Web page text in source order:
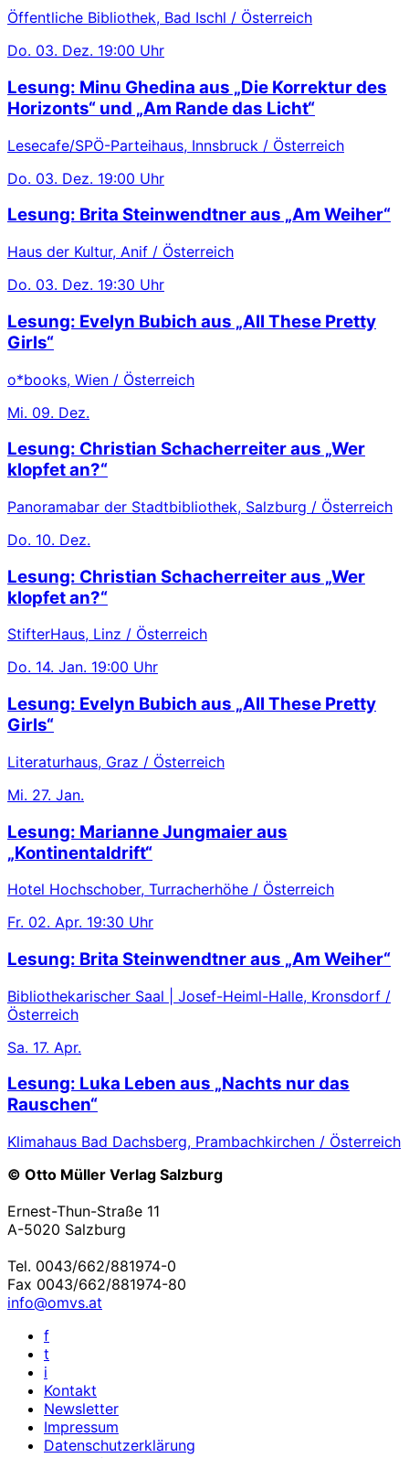
Öffentliche Bibliothek, Bad Ischl / Österreich
Do. 03. Dez. 19:00 Uhr
Lesung: Minu Ghedina aus „Die Korrektur des
Horizonts“ und „Am Rande das Licht“
Lesecafe/SPÖ-Parteihaus, Innsbruck / Österreich
Do. 03. Dez. 19:00 Uhr
Lesung: Brita Steinwendtner aus „Am Weiher“
Haus der Kultur, Anif / Österreich
Do. 03. Dez. 19:30 Uhr
Lesung: Evelyn Bubich aus „All These Pretty
Girls“
o*books, Wien / Österreich
Mi. 09. Dez.
Lesung: Christian Schacherreiter aus „Wer
klopfet an?“
Panoramabar der Stadtbibliothek, Salzburg / Österreich
Do. 10. Dez.
Lesung: Christian Schacherreiter aus „Wer
klopfet an?“
StifterHaus, Linz / Österreich
Do. 14. Jan. 19:00 Uhr
Lesung: Evelyn Bubich aus „All These Pretty
Girls“
Literaturhaus, Graz / Österreich
Mi. 27. Jan.
Lesung: Marianne Jungmaier aus
„Kontinentaldrift“
Hotel Hochschober, Turracherhöhe / Österreich
Fr. 02. Apr. 19:30 Uhr
Lesung: Brita Steinwendtner aus „Am Weiher“
Bibliothekarischer Saal | Josef-Heiml-Halle, Kronsdorf /
Österreich
Sa. 17. Apr.
Lesung: Luka Leben aus „Nachts nur das
Rauschen“
Klimahaus Bad Dachsberg, Prambachkirchen / Österreich
© Otto Müller Verlag Salzburg
Ernest-Thun-Straße 11
A-5020 Salzburg
Tel. 0043/662/881974-0
Fax 0043/662/881974-80
info@omvs.at
f
t
i
Kontakt
Newsletter
Impressum
Datenschutzerklärung